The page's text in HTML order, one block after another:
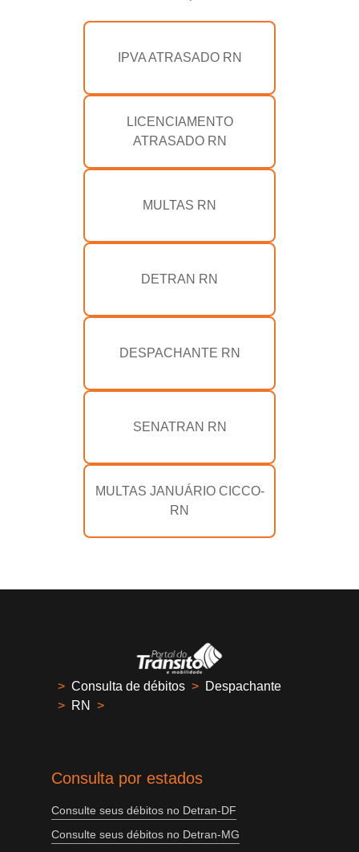
IPVA ATRASADO RN
LICENCIAMENTO
ATRASADO RN
MULTAS RN
DETRAN RN
DESPACHANTE RN
SENATRAN RN
MULTAS JANUÁRIO CICCO-
RN
> Consulta de débitos > Despachante
> RN >
Consulta por estados
Consulte seus débitos no Detran-DF
Consulte seus débitos no Detran-MG